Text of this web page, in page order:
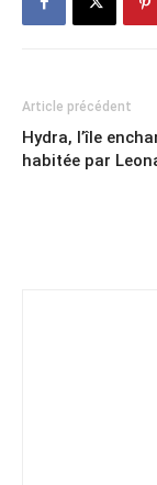
Article précédent
Hydra, l’île
habitée par